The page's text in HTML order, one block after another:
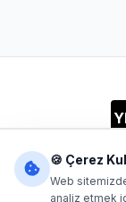
🍪 Çerez
Web
analiz etmek